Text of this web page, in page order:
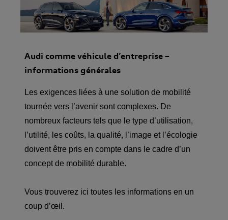
Audi comme véhicule d’entreprise –
informations générales
Les exigences liées à une solution de mobilité
tournée vers l’avenir sont complexes. De
nombreux facteurs tels que le type d’utilisation,
l’utilité, les coûts, la qualité, l’image et l’écologie
doivent être pris en compte dans le cadre d’un
concept de mobilité durable.
Vous trouverez ici toutes les informations en un
coup d’œil.